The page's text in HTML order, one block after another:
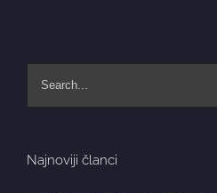
Najnoviji članci